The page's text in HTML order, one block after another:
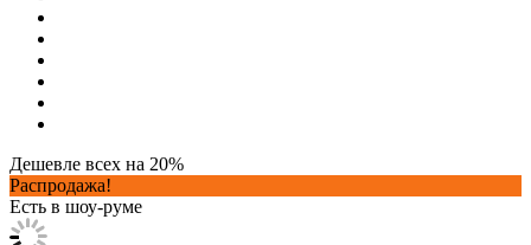
Дешевле всех на 20%
Распродажа!
Есть в шоу-руме